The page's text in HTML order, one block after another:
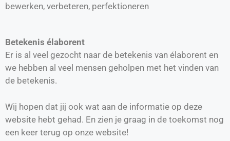
bewerken, verbeteren, perfektioneren
Betekenis élaborent
Er is al veel gezocht naar de betekenis van élaborent en
we hebben al veel mensen geholpen met het vinden van
de betekenis.
Wij hopen dat jij ook wat aan de informatie op deze
website hebt gehad. En zien je graag in de toekomst nog
een keer terug op onze website!